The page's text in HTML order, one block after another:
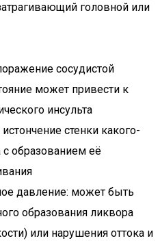
головной или
сосудистой
может привести к
инсульта
стенки какого-
с образованием её
давление: может быть
образования ликвора
или нарушения оттока и